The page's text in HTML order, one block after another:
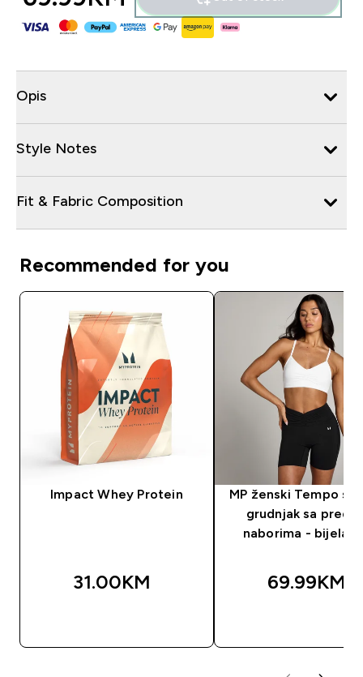
Opis
Style Notes
Fit & Fabric Composition
Recommended for you
Impact Whey Protein
31.00KM‎
MP ženski Tempo
grudnjak sa
naborima - bijela
69.99KM‎